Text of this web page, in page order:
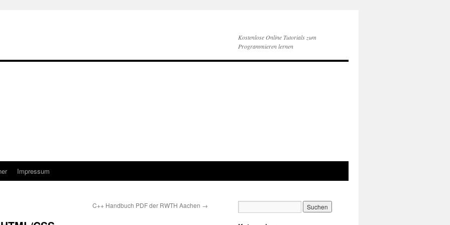
Kostenlose Online Tutorials zum
Programmieren lernen
Impressum
C++ Handbuch PDF der RWTH Aachen →